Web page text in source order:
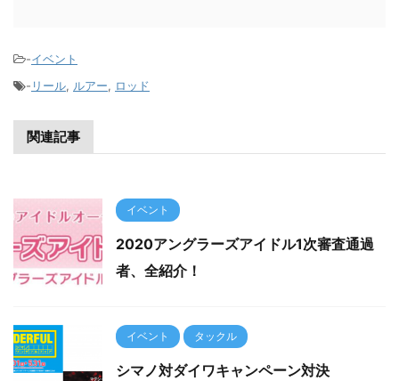
-イベント
- リール, ルアー, ロッド
関連記事
イベント
2020アングラーズアイドル1次審査通過
者、全紹介！
イベント タックル
シマノ対ダイワキャンペーン対決